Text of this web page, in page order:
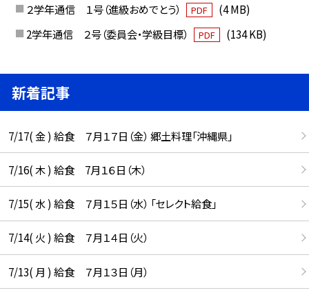
２学年通信 １号（進級おめでとう）
PDF
(4 MB)
2学年通信 ２号（委員会・学級目標）
PDF (134 KB)
新着記事
7/17( 金 ) 給食 ７月１７日（金） 郷土料理「沖縄県」
7/16( 木 ) 給食 7月１６日（木）
7/15( 水 ) 給食 ７月１５日（水） 「セレクト給食」
7/14( 火 ) 給食 ７月１４日（火）
7/13( 月 ) 給食 ７月１３日（月）